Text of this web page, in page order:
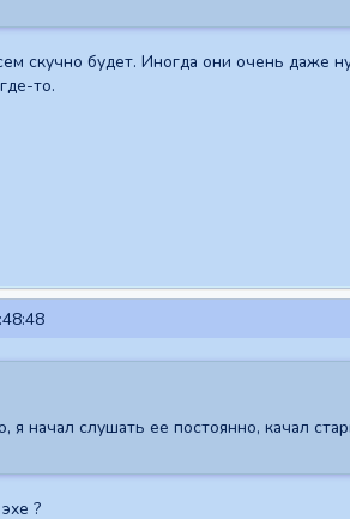
скучно будет. Иногда они очень даже
то.
я начал слушать ее постоянно, качал
?